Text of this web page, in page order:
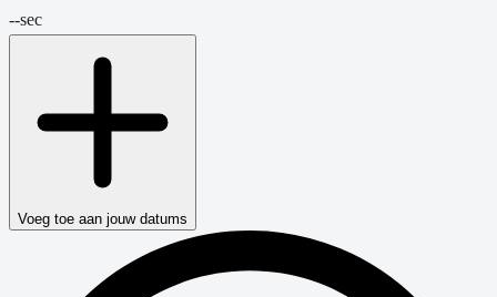
--sec
Voeg toe aan jouw datums